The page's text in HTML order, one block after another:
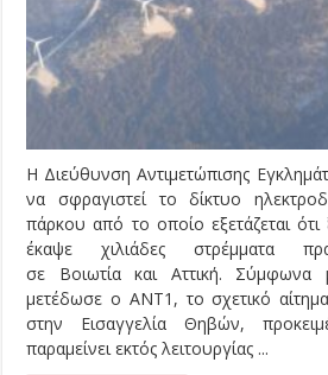
Η Διεύθυνση Αντιμετώπισης
να σφραγιστεί το δίκτυο
πάρκου από το οποίο εξετάζεται
έκαψε χιλιάδες στρέμματα
σε Βοιωτία και Αττική. Σύμφωνα
μετέδωσε ο ΑΝΤ1, το σχετικό
στην Εισαγγελία Θηβών,
παραμείνει εκτός λειτουργίας ...